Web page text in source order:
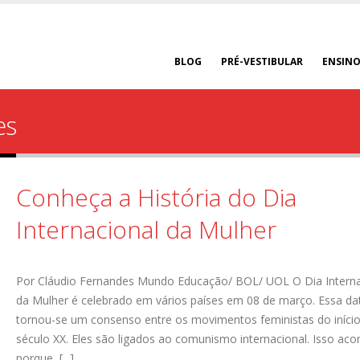
BLOG PRÉ-VESTIBULAR
Conheça a História do Dia
Internacional da Mulher
Por Cláudio Fernandes Mundo Educação/ BOL/ UOL O Dia
da Mulher é celebrado em vários países em 08 de março. Essa
tornou-se um consenso entre os movimentos feministas do
século XX. Eles são ligados ao comunismo internacional. Isso